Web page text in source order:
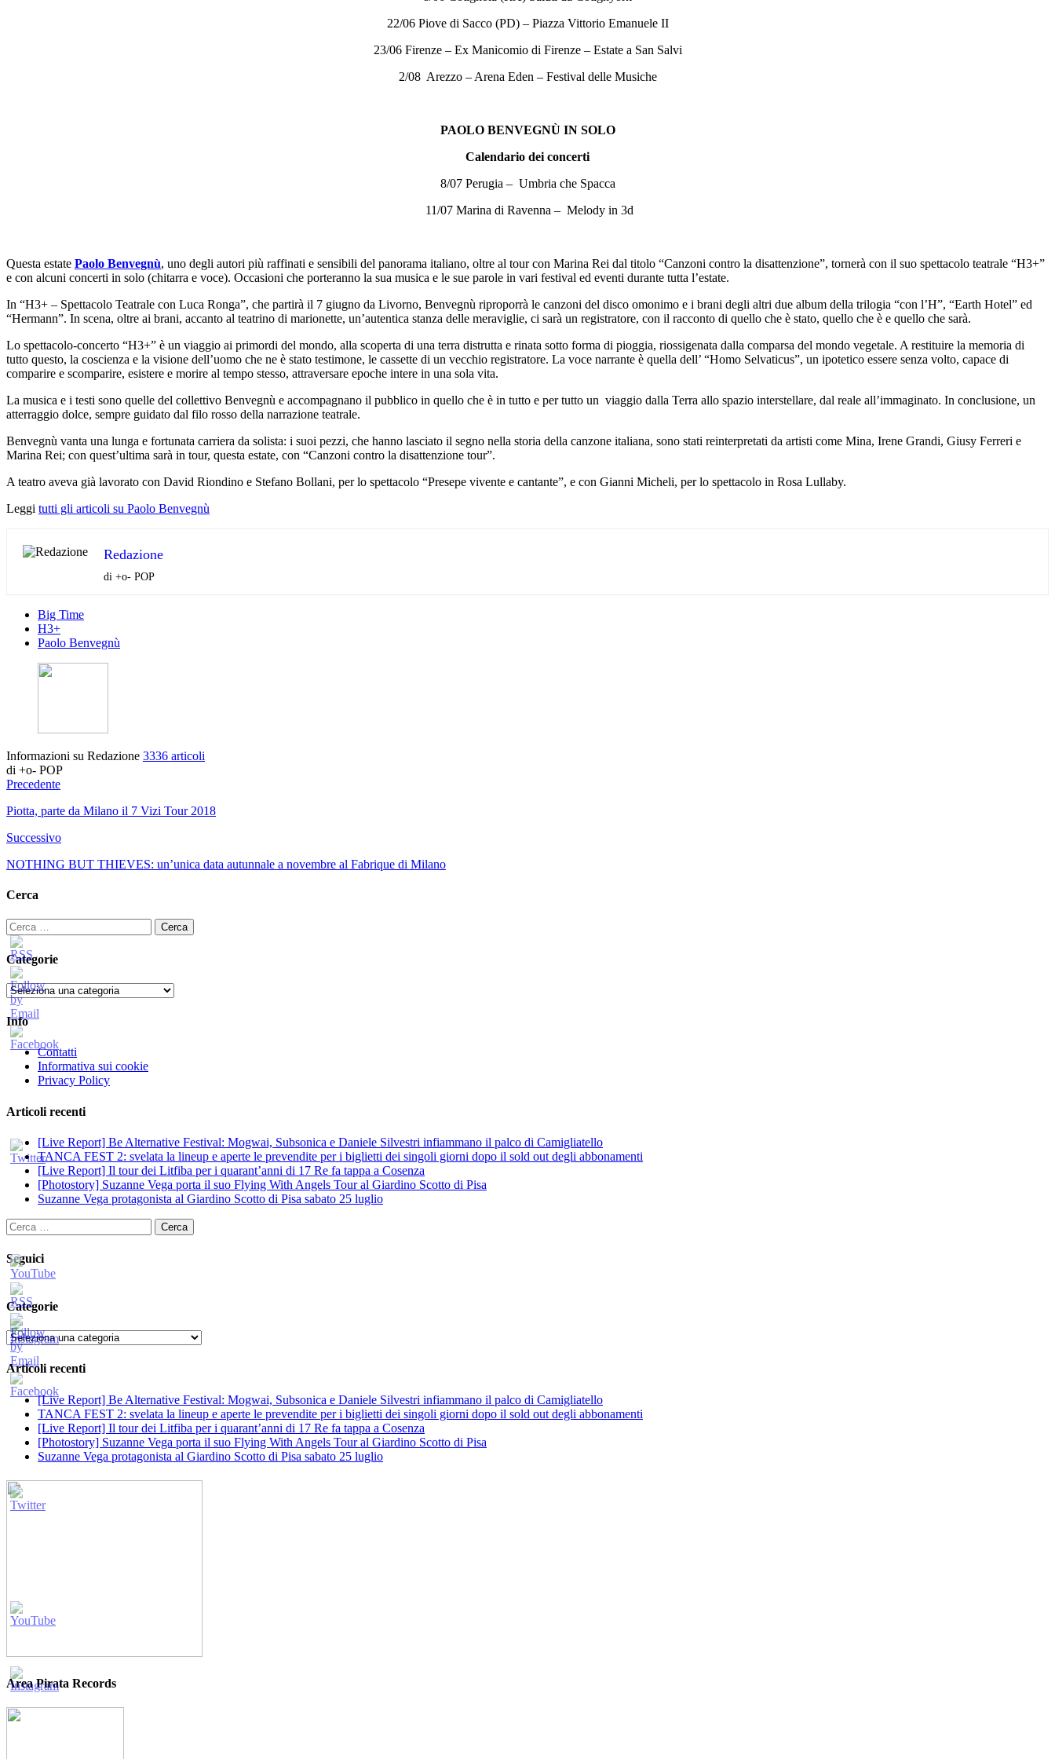
22/06 Piove di Sacco (PD) – Piazza Vittorio Emanuele II
23/06 Firenze – Ex Manicomio di Firenze – Estate a San Salvi
2/08 Arezzo – Arena Eden – Festival delle Musiche
PAOLO BENVEGNÙ IN SOLO
Calendario dei concerti
8/07 Perugia – Umbria che Spacca
11/07 Marina di Ravenna – Melody in 3d
Questa estate Paolo Benvegnù, uno degli autori più raffinati e sensibili del panorama italiano, oltre al tour con Marina Rei dal titolo “Canzoni contro la disattenzione”, tornerà con il suo spettacolo teatrale “H3+”
e con alcuni concerti in solo (chitarra e voce). Occasioni che porteranno la sua musica e le sue parole in vari festival ed eventi durante tutta l’estate.
In “H3+ – Spettacolo Teatrale con Luca Ronga”, che partirà il 7 giugno da Livorno, Benvegnù riproporrà le canzoni del disco omonimo e i brani degli altri due album della trilogia “con l’H”, “Earth Hotel” ed
“Hermann”. In scena, oltre ai brani, accanto al teatrino di marionette, un’autentica stanza delle meraviglie, ci sarà un registratore, con il racconto di quello che è stato, quello che è e quello che sarà.
Lo spettacolo-concerto “H3+” è un viaggio ai primordi del mondo, alla scoperta di una terra distrutta e rinata sotto forma di pioggia, riossigenata dalla comparsa del mondo vegetale. A restituire la memoria di
tutto questo, la coscienza e la visione dell’uomo che ne è stato testimone, le cassette di un vecchio registratore. La voce narrante è quella dell’ “Homo Selvaticus”, un ipotetico essere senza volto, capace di
comparire e scomparire, esistere e morire al tempo stesso, attraversare epoche intere in una sola vita.
La musica e i testi sono quelle del collettivo Benvegnù e accompagnano il pubblico in quello che è in tutto e per tutto un viaggio dalla Terra allo spazio interstellare, dal reale all’immaginato. In conclusione, un
atterraggio dolce, sempre guidato dal filo rosso della narrazione teatrale.
Benvegnù vanta una lunga e fortunata carriera da solista: i suoi pezzi, che hanno lasciato il segno nella storia della canzone italiana, sono stati reinterpretati da artisti come Mina, Irene Grandi, Giusy Ferreri e
Marina Rei; con quest’ultima sarà in tour, questa estate, con “Canzoni contro la disattenzione tour”.
A teatro aveva già lavorato con David Riondino e Stefano Bollani, per lo spettacolo “Presepe vivente e cantante”, e con Gianni Micheli, per lo spettacolo in Rosa Lullaby.
Leggi tutti gli articoli su Paolo Benvegnù
Redazione
di +o- POP
Big Time
H3+
Paolo Benvegnù
Informazioni su Redazione 3336 articoli
di +o- POP
Precedente
Piotta, parte da Milano il 7 Vizi Tour 2018
Successivo
NOTHING BUT THIEVES: un’unica data autunnale a novembre al Fabrique di Milano
Cerca
Ricerca
per:
Categorie
Categorie
Info
Contatti
Informativa sui cookie
Privacy Policy
Articoli recenti
[Live Report] Be Alternative Festival: Mogwai, Subsonica e Daniele Silvestri infiammano il palco di Camigliatello
TANCA FEST 2: svelata la lineup e aperte le prevendite per i biglietti dei singoli giorni dopo il sold out degli abbonamenti
[Live Report] Il tour dei Litfiba per i quarant’anni di 17 Re fa tappa a Cosenza
[Photostory] Suzanne Vega porta il suo Flying With Angels Tour al Giardino Scotto di Pisa
Suzanne Vega protagonista al Giardino Scotto di Pisa sabato 25 luglio
Ricerca
per:
Seguici
Categorie
Categorie
Articoli recenti
[Live Report] Be Alternative Festival: Mogwai, Subsonica e Daniele Silvestri infiammano il palco di Camigliatello
TANCA FEST 2: svelata la lineup e aperte le prevendite per i biglietti dei singoli giorni dopo il sold out degli abbonamenti
[Live Report] Il tour dei Litfiba per i quarant’anni di 17 Re fa tappa a Cosenza
[Photostory] Suzanne Vega porta il suo Flying With Angels Tour al Giardino Scotto di Pisa
Suzanne Vega protagonista al Giardino Scotto di Pisa sabato 25 luglio
Area Pirata Records